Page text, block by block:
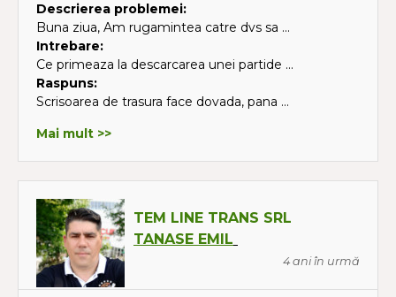
Descrierea problemei:
Buna ziua, Am rugamintea catre dvs sa ...
Intrebare:
Ce primeaza la descarcarea unei partide ...
Raspuns:
Scrisoarea de trasura face dovada, pana ...
Mai mult >>
TEM LINE TRANS SRL
TANASE EMIL
4 ani în urmă